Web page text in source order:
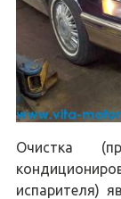
Очистка
испарителя)